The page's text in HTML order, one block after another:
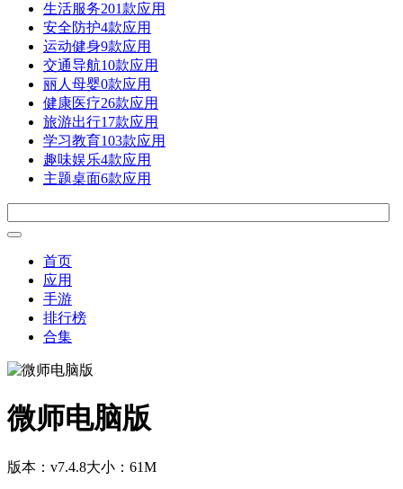
生活服务201款应用
安全防护4款应用
运动健身9款应用
交通导航10款应用
丽人母婴0款应用
健康医疗26款应用
旅游出行17款应用
学习教育103款应用
趣味娱乐4款应用
主题桌面6款应用
首页
应用
手游
排行榜
合集
微师电脑版
版本：v7.4.8大小：61M